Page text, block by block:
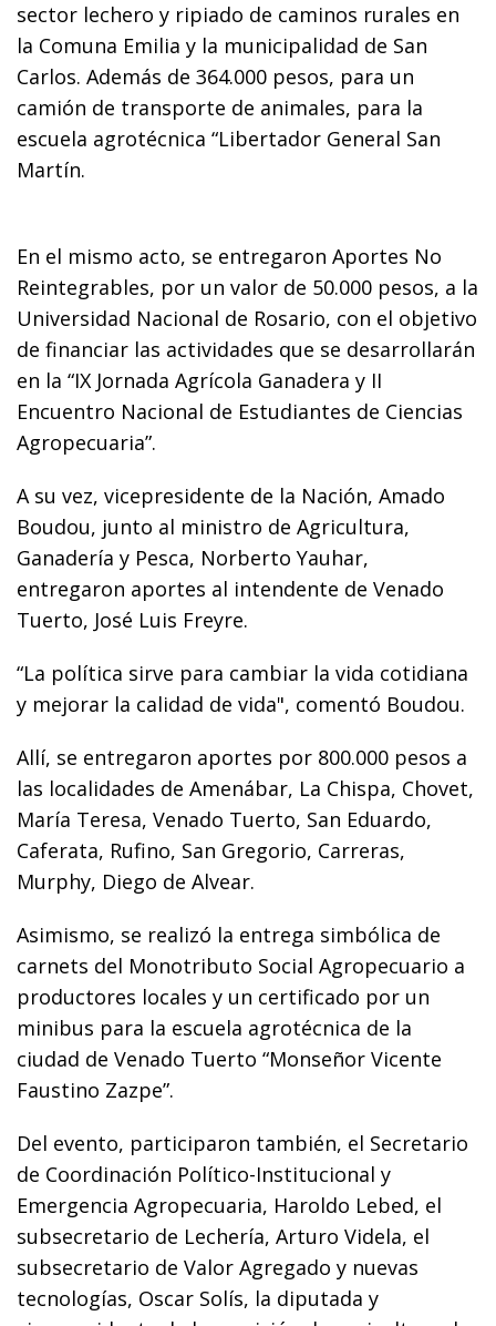
sector lechero y ripiado de caminos rurales en
la Comuna Emilia y la municipalidad de San
Carlos. Además de 364.000 pesos, para un
camión de transporte de animales, para la
escuela agrotécnica “Libertador General San
Martín.
En el mismo acto, se entregaron Aportes No
Reintegrables, por un valor de 50.000 pesos, a la
Universidad Nacional de Rosario, con el objetivo
de financiar las actividades que se desarrollarán
en la “IX Jornada Agrícola Ganadera y II
Encuentro Nacional de Estudiantes de Ciencias
Agropecuaria”.
A su vez, vicepresidente de la Nación, Amado
Boudou, junto al ministro de Agricultura,
Ganadería y Pesca, Norberto Yauhar,
entregaron aportes al intendente de Venado
Tuerto, José Luis Freyre.
“La política sirve para cambiar la vida cotidiana
y mejorar la calidad de vida", comentó Boudou.
Allí, se entregaron aportes por 800.000 pesos a
las localidades de Amenábar, La Chispa, Chovet,
María Teresa, Venado Tuerto, San Eduardo,
Caferata, Rufino, San Gregorio, Carreras,
Murphy, Diego de Alvear.
Asimismo, se realizó la entrega simbólica de
carnets del Monotributo Social Agropecuario a
productores locales y un certificado por un
minibus para la escuela agrotécnica de la
ciudad de Venado Tuerto “Monseñor Vicente
Faustino Zazpe”.
Del evento, participaron también, el Secretario
de Coordinación Político-Institucional y
Emergencia Agropecuaria, Haroldo Lebed, el
subsecretario de Lechería, Arturo Videla, el
subsecretario de Valor Agregado y nuevas
tecnologías, Oscar Solís, la diputada y